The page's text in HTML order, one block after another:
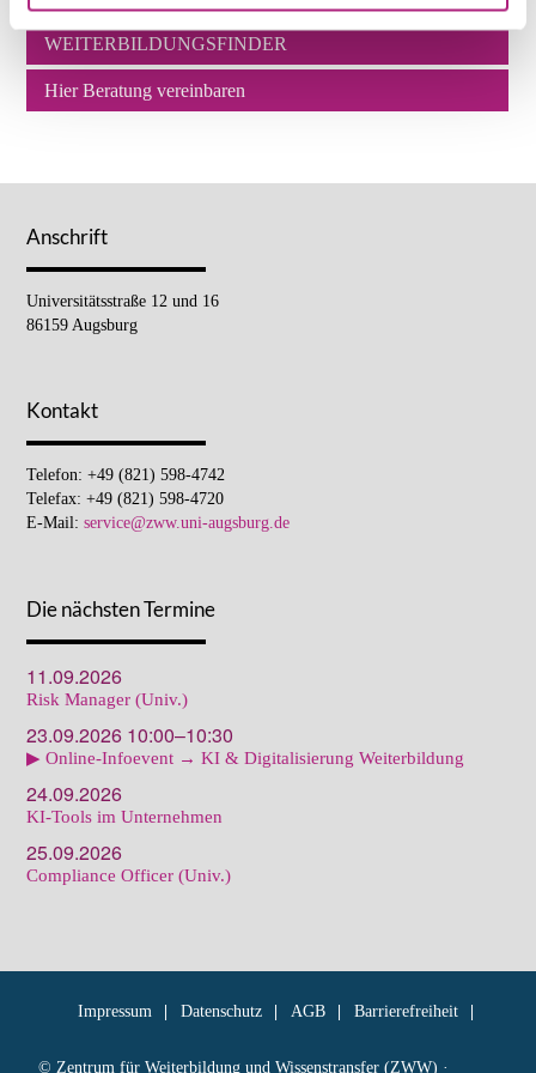
WEITERBILDUNGSFINDER
Hier Beratung vereinbaren
Anschrift
Universitätsstraße 12 und 16
86159 Augsburg
Kontakt
Telefon: +49 (821) 598-4742
Telefax: +49 (821) 598-4720
E-Mail:service@zww.uni-augsburg.de
Die nächsten Termine
11.09.2026
Risk Manager (Univ.)
23.09.2026 10:00–10:30
▶ Online-Infoevent → KI & Digitalisierung Weiterbildung
24.09.2026
KI-Tools im Unternehmen
25.09.2026
Compliance Officer (Univ.)
Impressum Datenschutz AGB Barrierefreiheit
© Zentrum für Weiterbildung und Wissenstransfer (ZWW) ·